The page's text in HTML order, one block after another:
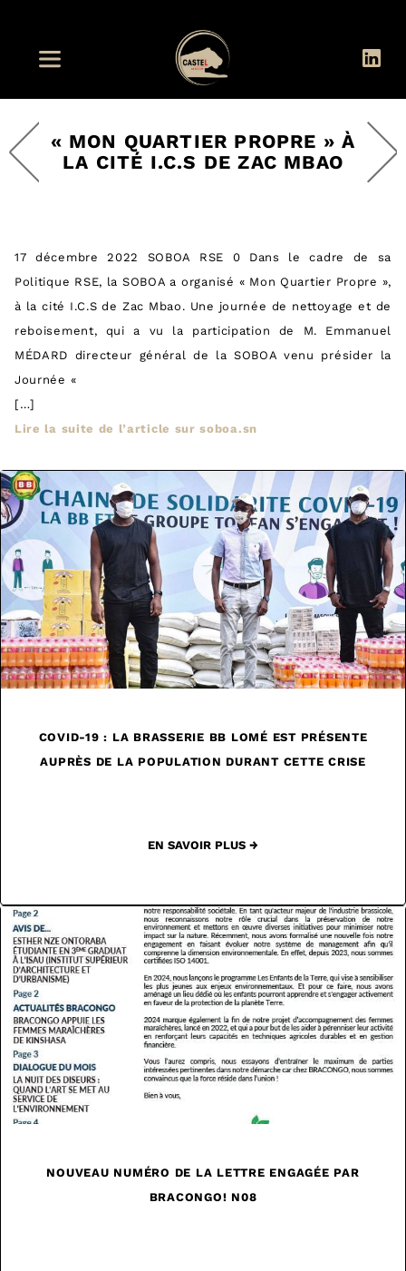
« MON QUARTIER PROPRE » À
LA CITÉ I.C.S DE ZAC MBAO
17 décembre 2022 SOBOA RSE 0 Dans le cadre de sa
Politique RSE, la SOBOA a organisé « Mon Quartier Propre »,
à la cité I.C.S de Zac Mbao. Une journée de nettoyage et de
reboisement, qui a vu la participation de M. Emmanuel
MÉDARD directeur général de la SOBOA venu présider la
Journée «
[…]
Lire la suite de l’article sur soboa.sn
COVID-19 : LA BRASSERIE BB LOMÉ EST PRÉSENTE
AUPRÈS DE LA POPULATION DURANT CETTE CRISE
EN SAVOIR PLUS →
NOUVEAU NUMÉRO DE LA LETTRE ENGAGÉE PAR
BRACONGO! N08